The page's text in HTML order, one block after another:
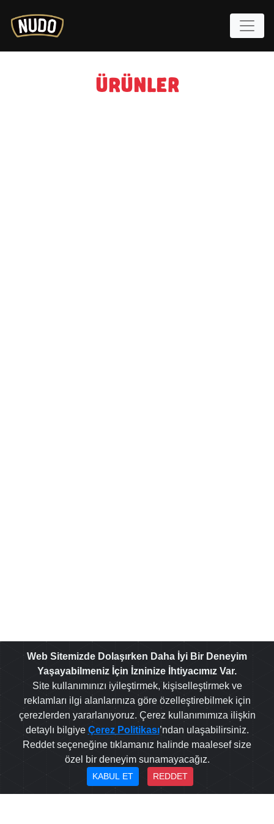
ÜRÜNLER
Web Sitemizde Dolaşırken Daha İyi Bir Deneyim
Yaşayabilmeniz İçin İzninize İhtiyacımız Var.
Site kullanımınızı iyileştirmek, kişiselleştirmek ve
reklamları ilgi alanlarınıza göre özelleştirebilmek için
çerezlerden yararlanıyoruz. Çerez kullanımımıza ilişkin
detaylı bilgiye Çerez Politikası’ndan ulaşabilirsiniz.
Reddet seçeneğine tıklamanız halinde maalesef size
özel bir deneyim sunamayacağız.
KABUL ET REDDET